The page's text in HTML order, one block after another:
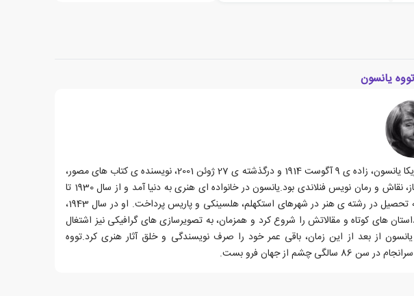
یانسون
تووه ماریکا یانسون، زاده ی 9 آگوست 1914 و درگذشته ی 27 ژوئن 2001، نویسنده ی کتاب های مصور،
تصویرساز، نقاش و رمان نویس فنلاندی بود.یانسون در خانواده ای هنری به دنیا آمد و از سال 1930 تا
1938 به تحصیل در رشته ی هنر در شهرهای استکهلم، هلسینکی و پاریس پرداخت. او در سال 1943،
های کوتاه و مقالاتش را شروع کرد و همزمان، به تصویرسازی های گرافیکی نیز اشتغال
از بعد از این زمان، باقی عمر خود را صرف نویسندگی و خلق آثار هنری کرد.تووه
86 سالگی چشم از جهان فرو بست.